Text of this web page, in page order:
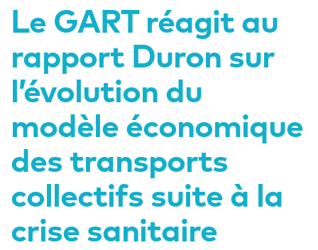
Le GART réagit au
rapport Duron sur
l’évolution du
modèle économique
des transports
collectifs suite à la
crise sanitaire